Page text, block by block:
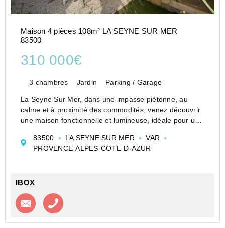
Maison 4 pièces 108m² LA SEYNE SUR MER
83500
310 000€
3 chambres Jardin Parking / Garage
La Seyne Sur Mer, dans une impasse piétonne, au
calme et à proximité des commodités, venez découvrir
une maison fonctionnelle et lumineuse, idéale pour une
Sur une parcelle de 197m2, d'une superficie habitable
de 108m2, 88m2 carrez, c...
83500 LA SEYNE SUR MER
VAR
PROVENCE-ALPES-COTE-D-AZUR
IBOX
Contacter l'agence